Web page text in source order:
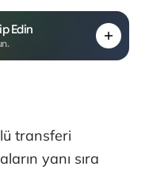
Edin
transferi
yanı sıra